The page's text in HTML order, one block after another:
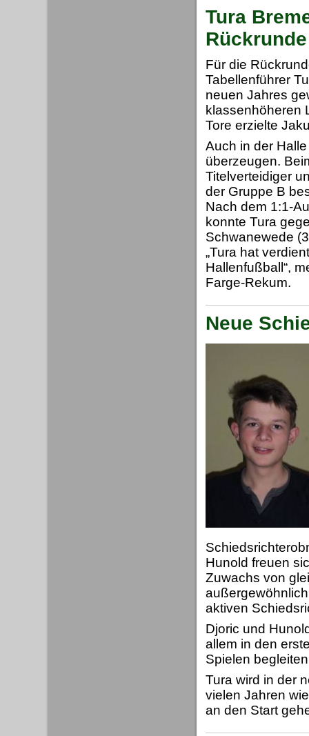
Tura
Für die
Tabellenführer
neuen Jahres
klassenhöheren
Tore erzielte
Auch in der
überzeugen.
Titelverteidiger
der Gruppe B
Nach dem 1:1-
konnte Tura
Schwanewede
„Tura hat
Hallenfußball“,
Farge-Rekum.
Neue
Hunold freuen
Zuwachs von
aktiven
Djoric und
allem in den
Spielen
Tura wird in der
vielen Jahren
an den Start